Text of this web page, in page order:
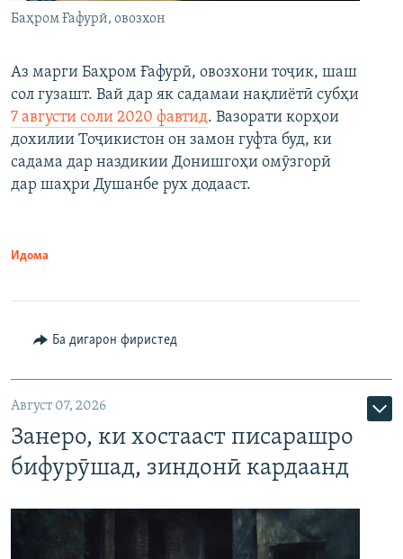
Баҳром Ғафурӣ, овозхон
Аз марги Баҳром Ғафурӣ, овозхони тоҷик, шаш
сол гузашт. Вай дар як садамаи нақлиётӣ субҳи
7 августи соли 2020 фавтид. Вазорати корҳои
дохилии Тоҷикистон он замон гуфта буд, ки
садама дар наздикии Донишгоҳи омӯзгорӣ
дар шаҳри Душанбе рух додааст.
Идома
Ба дигарон фиристед
Август 07, 2026
Занеро, ки хостааст писарашро
бифурӯшад, зиндонӣ кардаанд